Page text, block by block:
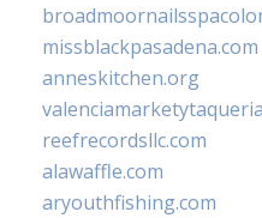
missblackpasadena.com
anneskitchen.org
reefrecordsllc.com
alawaffle.com
aryouthfishing.com